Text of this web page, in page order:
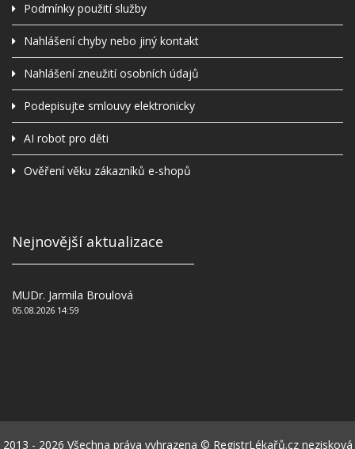
Podmínky použití služby
Nahlášení chyby nebo jiný kontakt
Nahlášení zneužití osobních údajů
Podepisujte smlouvy elektronicky
AI robot pro děti
Ověření věku zákazníků e-shopů
Nejnovější aktualizace
MUDr. Jarmila Broulová
05.08.2026 14:59
2013 - 2026 Všechna práva vyhrazena © RegistrLékařů.cz nezisková